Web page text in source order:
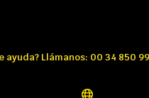
ayuda? Llámanos: 00 34 850